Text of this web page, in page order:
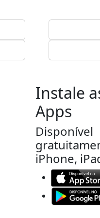
Instale
Apps
Disponível
iPhone,